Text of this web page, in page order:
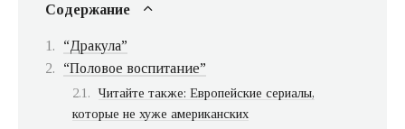
Содержание
“Дракула”
“Половое воспитание”
Читайте также: Европейские сериалы,
которые не хуже американских